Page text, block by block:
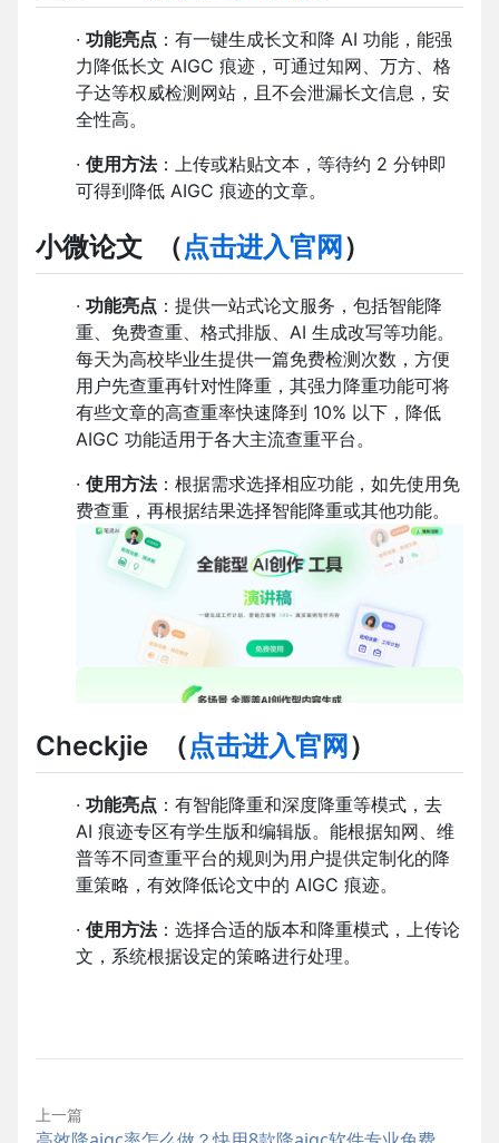
· 功能亮点 ：有一键生成长文和降 AI 功能，能强
力降低长文 AIGC 痕迹，可通过知网、万方、格
子达等权威检测网站，且不会泄漏长文信息，安
全性高。
· 使用方法：上传或粘贴文本，等待约 2 分钟即
可得到降低 AIGC 痕迹的文章。
小微论文 （点击进入官网 ）
· 功能亮点 ：提供一站式论文服务，包括智能降
重、免费查重、格式排版、AI 生成改写等功能。
每天为高校毕业生提供一篇免费检测次数，方便
用户先查重再针对性降重，其强力降重功能可将
有些文章的高查重率快速降到 10% 以下，降低
AIGC 功能适用于各大主流查重平台。
· 使用方法：根据需求选择相应功能，如先使用免
费查重，再根据结果选择智能降重或其他功能。
Checkjie （点击进入官网 ）
· 功能亮点 ：有智能降重和深度降重等模式，去
AI 痕迹专区有学生版和编辑版。能根据知网、维
普等不同查重平台的规则为用户提供定制化的降
重策略，有效降低论文中的 AIGC 痕迹。
· 使用方法：选择合适的版本和降重模式，上传论
文，系统根据设定的策略进行处理。
上一篇